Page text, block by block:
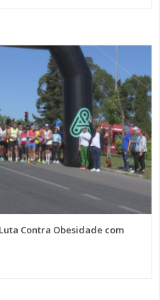
Contra Obesidade com